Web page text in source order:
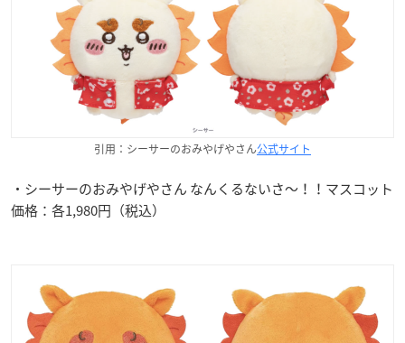
引用：シーサーのおみやげやさん公式サイト
・シーサーのおみやげやさん なんくるないさ〜！！マスコット
価格：各1,980円（税込）